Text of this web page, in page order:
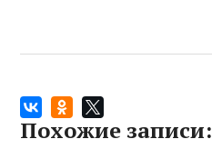
Похожие записи: